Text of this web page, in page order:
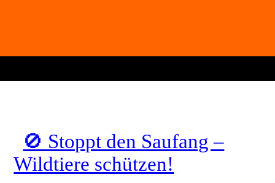
🚫 Stoppt den Saufang –
Wildtiere schützen!